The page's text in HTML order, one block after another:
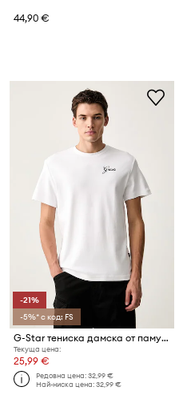
44,90 €
-21%
-5%* с код: FS
G-Star тениска дамска от памук Script r t
Текуща цена:
25,99 €
Редовна цена:32,99 €
Най-ниска цена:32,99 €